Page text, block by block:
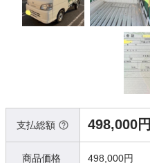
支払総額 498,000円
商品価格 498,000円